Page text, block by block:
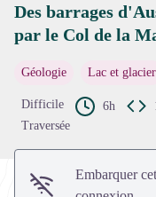
Des barrages
par le Col de la
Géologie Lac et glacier
Difficile 6h
Traversée
Embarquer